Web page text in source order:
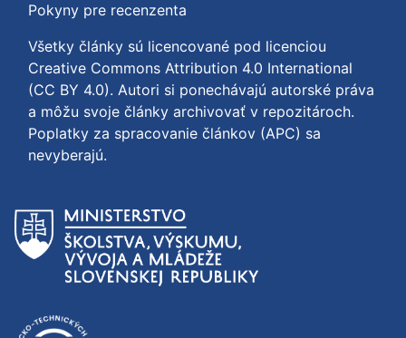
Pokyny pre recenzenta
Všetky články sú licencované pod licenciou
Creative Commons Attribution 4.0 International
(CC BY 4.0). Autori si ponechávajú autorské práva
a môžu svoje články archivovať v repozitároch.
Poplatky za spracovanie článkov (APC) sa
nevyberajú.